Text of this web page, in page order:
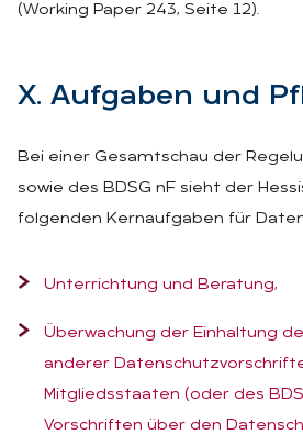
(Working Paper 243, Seite 12).
X. Auf­ga­ben und
Bei einer Gesamtschau der
sowie des BDSG nF sieht der
folgenden Kernaufgaben für
Unterrichtung und Beratung,
Überwachung der Einhaltung
anderer
Mitgliedsstaaten (oder des
Vorschriften über den